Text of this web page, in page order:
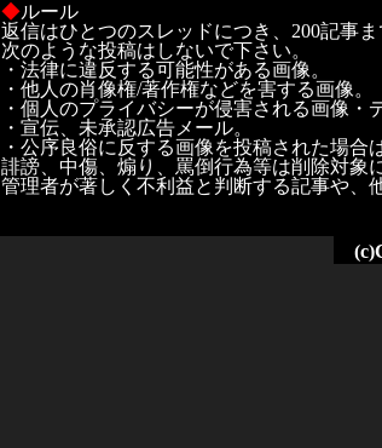
◆ルール
返信はひとつのスレッドにつき、200記事ま
次のような投稿はしないで下さい。
・法律に違反する可能性がある画像。
・他人の肖像権/著作権などを害する画像。
・個人のプライバシーが侵害される画像・
・宣伝、未承認広告メール。
・公序良俗に反する画像を投稿された場
誹謗、中傷、煽り、罵倒行為等は削除対象
管理者が著しく不利益と判断する記事や、